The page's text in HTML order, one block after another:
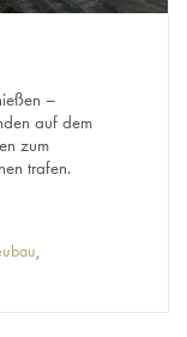
–
auf dem
zum
trafen.
,